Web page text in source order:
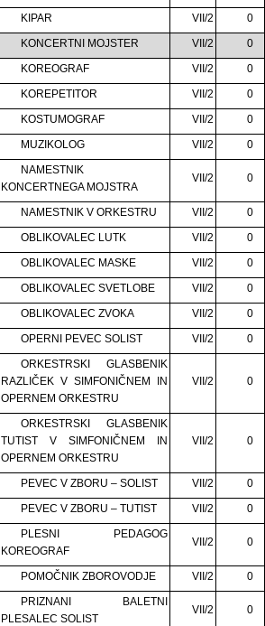
KIPAR VII/2
0
KONCERTNI MOJSTER VII/2
0
KOREOGRAF VII/2
0
KOREPETITOR VII/2
0
KOSTUMOGRAF VII/2
0
MUZIKOLOG VII/2 0
NAMESTNIK
KONCERTNEGA MOJSTRA
VII/2 0
NAMESTNIK V ORKESTRU VII/2
0
OBLIKOVALEC LUTK VII/2
0
OBLIKOVALEC MASKE VII/2
0
OBLIKOVALEC SVETLOBE VII/2
0
OBLIKOVALEC ZVOKA VII/2
0
OPERNI PEVEC SOLIST VII/2 0
ORKESTRSKI GLASBENIK
RAZLIČEK V SIMFONIČNEM IN
OPERNEM ORKESTRU
VII/2 0
ORKESTRSKI GLASBENIK
TUTIST V SIMFONIČNEM IN
OPERNEM ORKESTRU
VII/2 0
PEVEC V ZBORU – SOLIST VII/2
0
PEVEC V ZBORU – TUTIST VII/2 0
PLESNI PEDAGOG
KOREOGRAF
VII/2 0
POMOČNIK ZBOROVODJE VII/2 0
PRIZNANI BALETNI
PLESALEC SOLIST
VII/2 0